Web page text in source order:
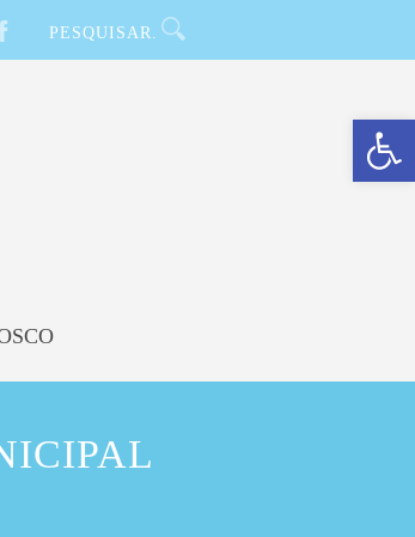
Barra de Ferramentas Aberta